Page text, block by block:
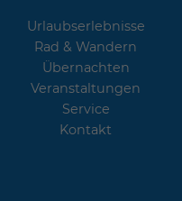
Urlaubserlebnisse
Rad & Wandern
Übernachten
Veranstaltungen
Service
Kontakt